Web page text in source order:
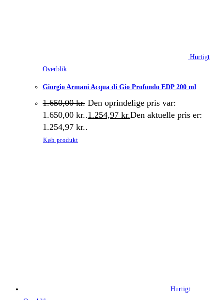
Hurtigt
Overblik
Giorgio Armani Acqua di Gio Profondo EDP 200 ml
1.650,00kr. Den oprindelige pris var:
1.650,00 kr..1.254,97 kr.Den aktuelle pris er:
1.254,97 kr..
Køb produkt
Hurtigt